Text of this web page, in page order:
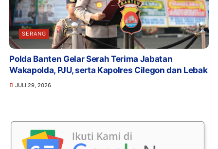
SERANG
Polda Banten Gelar Serah Terima Jabatan
Wakapolda, PJU, serta Kapolres Cilegon dan Lebak
JULI 29, 2026